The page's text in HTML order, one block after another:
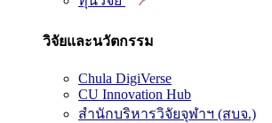
วิจัยและนวัตกรรม
Chula DigiVerse
CU Innovation Hub
สำนักบริหารวิจัยจุฬาฯ (สบจ.)